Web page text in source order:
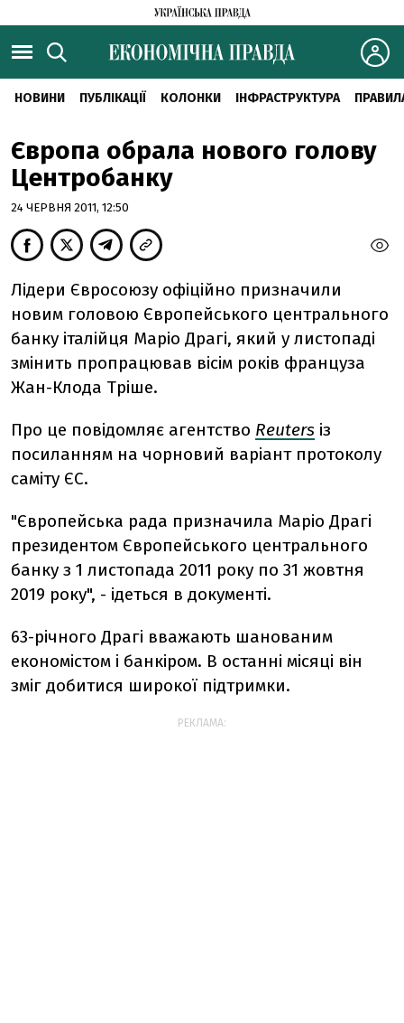
НОВИНИ ПУБЛІКАЦІЇ КОЛОНКИ ІНФРАСТРУКТУРА
Європа обрала нового голову
Центробанку
24 ЧЕРВНЯ 2011, 12:50
Лідери Євросоюзу офіційно призначили
новим головою Європейського центрального
банку італійця Маріо Драгі, який у листопаді
змінить пропрацював вісім років француза
Жан-Клода Тріше.
Про це повідомляє агентство Reuters із
посиланням на чорновий варіант протоколу
саміту ЄС.
"Європейська рада призначила Маріо Драгі
президентом Європейського центрального
банку з 1 листопада 2011 року по 31 жовтня
2019 року", - ідеться в документі.
63-річного Драгі вважають шанованим
економістом і банкіром. В останні місяці він
зміг добитися широкої підтримки.
РЕКЛАМА: